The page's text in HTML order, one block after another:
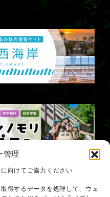
管理
向けてご協力ください
得するデータを処理して、ウェ
レビ朝日・ADK 1993-2026
・テレビ東京・ぴえろ